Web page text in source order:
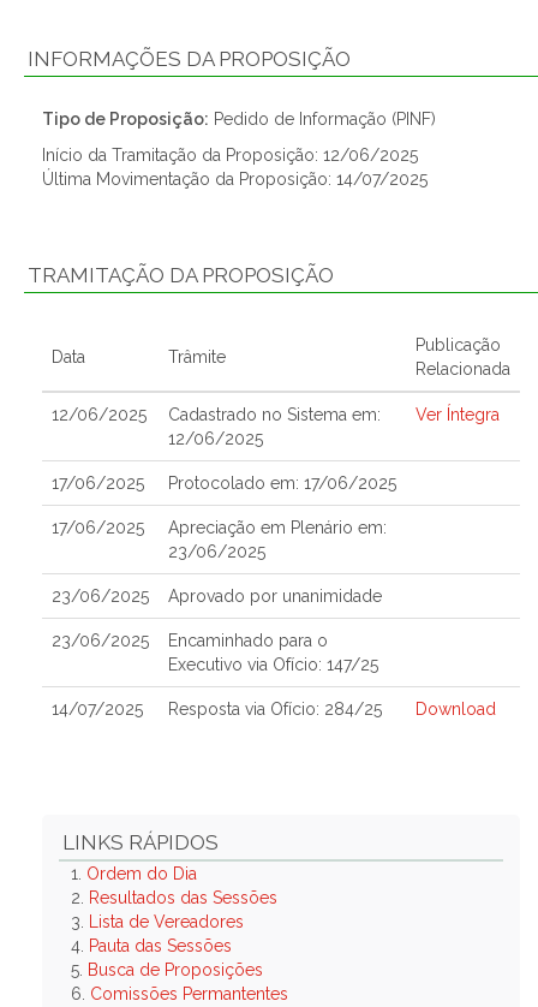
INFORMAÇÕES DA PROPOSIÇÃO
Tipo de Proposição: Pedido de Informação (PINF)
Início da Tramitação da Proposição: 12/06/2025
Última Movimentação da Proposição: 14/07/2025
TRAMITAÇÃO DA PROPOSIÇÃO
Data Trâmite
Publicação
Relacionada
12/06/2025
Cadastrado no Sistema em:
12/06/2025
Ver Íntegra
17/06/2025 Protocolado em: 17/06/2025
17/06/2025
Apreciação em Plenário em:
23/06/2025
23/06/2025 Aprovado por unanimidade
23/06/2025
Encaminhado para o
Executivo via Ofício: 147/25
14/07/2025 Resposta via Ofício: 284/25 Download
LINKS RÁPIDOS
1. Ordem do Dia
2.
Resultados das Sessões
3.
Lista de Vereadores
4. Pauta das Sessões
5. Busca de Proposições
6. Comissões Permantentes